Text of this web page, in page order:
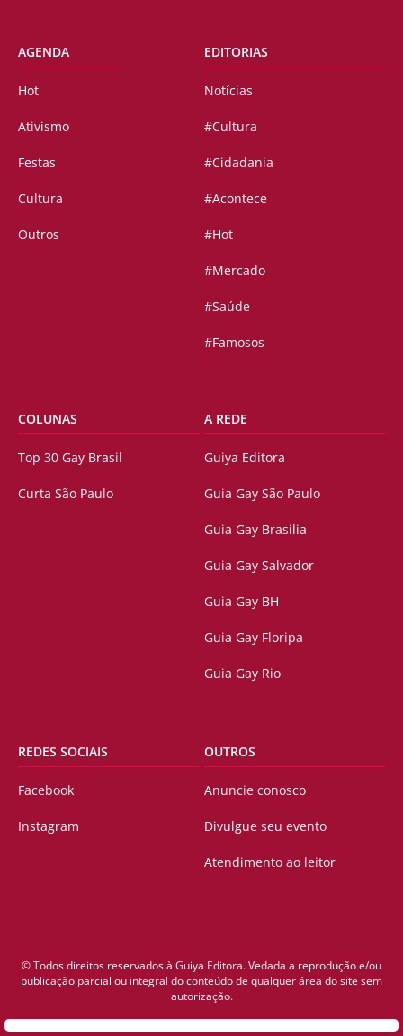
AGENDA
Hot
Ativismo
Festas
Cultura
Outros
EDITORIAS
Notícias
#Cultura
#Cidadania
#Acontece
#Hot
#Mercado
#Saúde
#Famosos
COLUNAS
Top 30 Gay Brasil
Curta São Paulo
A REDE
Guiya Editora
Guia Gay São Paulo
Guia Gay Brasilia
Guia Gay Salvador
Guia Gay BH
Guia Gay Floripa
Guia Gay Rio
REDES SOCIAIS
Facebook
Instagram
OUTROS
Anuncie conosco
Divulgue seu evento
Atendimento ao leitor
© Todos direitos reservados à Guiya Editora. Vedada a reprodução e/ou
publicação parcial ou integral do conteúdo de qualquer área do site sem
autorização.